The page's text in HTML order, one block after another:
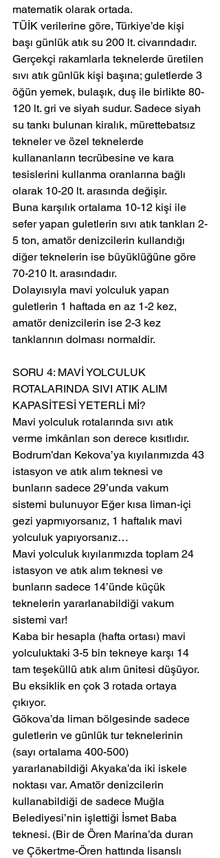
matematik olarak ortada.
TÜİK verilerine göre, Türkiye’de kişi
başı günlük atık su 200 lt. civarındadır.
Gerçekçi rakamlarla teknelerde üretilen
sıvı atık günlük kişi başına; guletlerde 3
öğün yemek, bulaşık, duş ile birlikte 80-
120 lt. gri ve siyah sudur. Sadece siyah
su tankı bulunan kiralık, mürettebatsız
tekneler ve özel teknelerde
kullananların tecrübesine ve kara
tesislerini kullanma oranlarına bağlı
olarak 10-20 lt. arasında değişir.
Buna karşılık ortalama 10-12 kişi ile
sefer yapan guletlerin sıvı atık tankları 2-
5 ton, amatör denizcilerin kullandığı
diğer teknelerin ise büyüklüğüne göre
70-210 lt. arasındadır.
Dolayısıyla mavi yolculuk yapan
guletlerin 1 haftada en az 1-2 kez,
amatör denizcilerin ise 2-3 kez
tanklarının dolması normaldir.
SORU 4: MAVİ YOLCULUK
ROTALARINDA SIVI ATIK ALIM
KAPASİTESİ YETERLİ Mİ?
Mavi yolculuk rotalarında sıvı atık
verme imkânları son derece kısıtlıdır.
Bodrum’dan Kekova’ya kıyılarımızda 43
istasyon ve atık alım teknesi ve
bunların sadece 29’unda vakum
sistemi bulunuyor Eğer kısa liman-içi
gezi yapmıyorsanız, 1 haftalık mavi
yolculuk yapıyorsanız…
Mavi yolculuk kıyılarımızda toplam 24
istasyon ve atık alım teknesi ve
bunların sadece 14’ünde küçük
teknelerin yararlanabildiği vakum
sistemi var!
Kaba bir hesapla (hafta ortası) mavi
yolculuktaki 3-5 bin tekneye karşı 14
tam teşeküllü atık alım ünitesi düşüyor.
Bu eksiklik en çok 3 rotada ortaya
çıkıyor.
Gökova’da liman bölgesinde sadece
guletlerin ve günlük tur teknelerinin
(sayı ortalama 400-500)
yararlanabildiği Akyaka’da iki iskele
noktası var. Amatör denizcilerin
kullanabildiği de sadece Muğla
Belediyesi’nin işlettiği İsmet Baba
teknesi. (Bir de Ören Marina’da duran
ve Çökertme-Ören hattında lisanslı